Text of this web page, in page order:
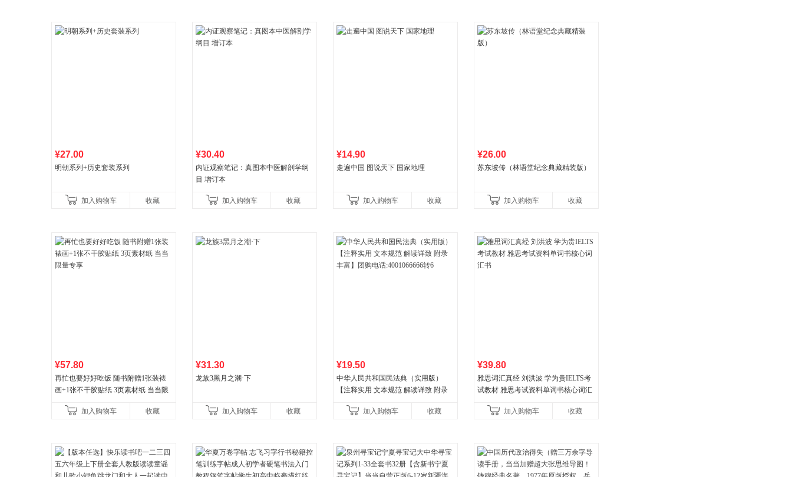
¥27.00
明朝系列+历史套装系列
加入购物车 收藏
¥30.40
内证观察笔记：真图本中医解剖学纲
目 增订本
加入购物车 收藏
¥14.90
走遍中国 图说天下 国家地理
加入购物车 收藏
¥26.00
苏东坡传（林语堂纪念典藏精装版）
加入购物车 收藏
¥57.80
再忙也要好好吃饭 随书附赠1张装裱
画+1张不干胶贴纸 3页素材纸 当当限
加入购物车
收藏
¥31.30
龙族3黑月之潮·下
加入购物车 收藏
¥19.50
中华人民共和国民法典（实用版）
【注释实用 文本规范 解读详致 附录
加入购物车
收藏
¥39.80
雅思词汇真经 刘洪波 学为贵IELTS考
试教材 雅思考试资料单词书核心词汇
加入购物车
收藏